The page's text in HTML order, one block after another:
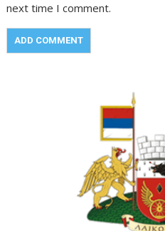
next time I comment.